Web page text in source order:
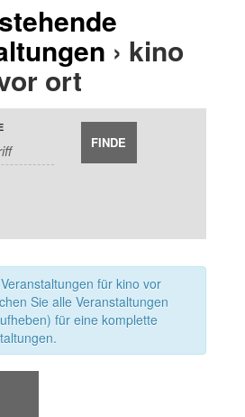
› kino
ort
für kino vor
Sie alle Veranstaltungen
für eine komplette